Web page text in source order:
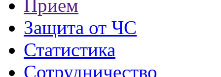
Прием
Защита от ЧС
Статистика
Сотрудничество